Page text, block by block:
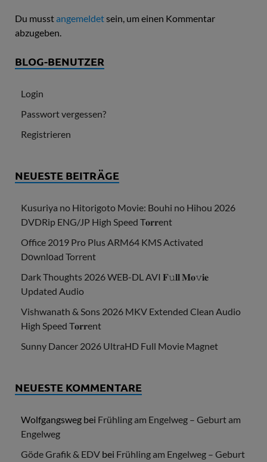
Du musstangemeldetsein, um einen Kommentar
abzugeben.
BLOG-BENUTZER
Login
Passwort vergessen?
Registrieren
NEUESTE BEITRÄGE
Kusuriya no Hitorigoto Movie: Bouhi no Hihou 2026
DVDRip ENG/JP High Speed T𝐨𝐫𝐫ent
Office 2019 Pro Plus ARM64 KMS Activated
Dоwnlоad Torrent
Dark Thoughts 2026 WEB-DL AVI 𝐅𝚞𝐥𝐥 𝐌𝐨𝚟𝐢𝐞
Updated Audio
Vishwanath & Sons 2026 MKV Extended Clean Audio
High Speed T𝐨𝐫𝐫ent
Sunny Dancer 2026 UltraHD Full Movie Magnet
NEUESTE KOMMENTARE
Wolfgangsweg bei Frühling am Engelweg – Geburt am
Engelweg
Göde Grafik & EDV bei Frühling am Engelweg – Geburt